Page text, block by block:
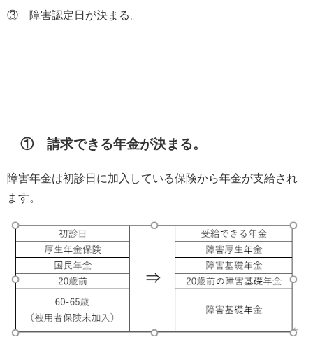
③ 障害認定日が決まる。
① 請求できる年金が決まる。
障害年金は初診日に加入している保険から年金が支給され
ます。